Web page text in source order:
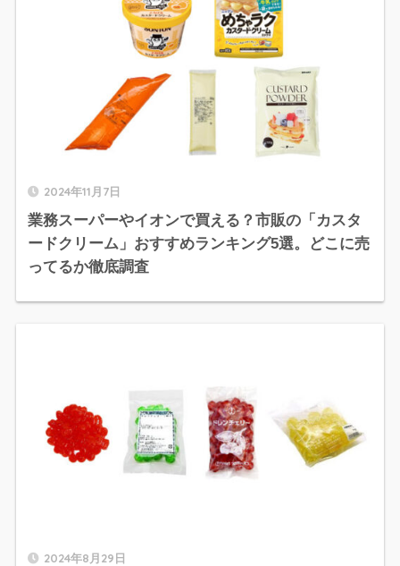
2024年11月7日
業務スーパーやイオンで買える？市販の「カスタ
ードクリーム」おすすめランキング5選。どこに売
ってるか徹底調査
2024年8月29日